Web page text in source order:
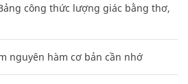
công thức lượng giác bằng thơ,
nguyên hàm cơ bản cần nhớ